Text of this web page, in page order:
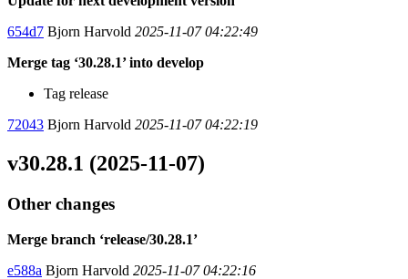
654d7 Bjorn Harvold 2025-11-07 04:22:49
Merge tag ‘30.28.1’ into develop
Tag release
72043 Bjorn Harvold 2025-11-07 04:22:19
v30.28.1 (2025-11-07)
Other changes
Merge branch ‘release/30.28.1’
e588a Bjorn Harvold 2025-11-07 04:22:16